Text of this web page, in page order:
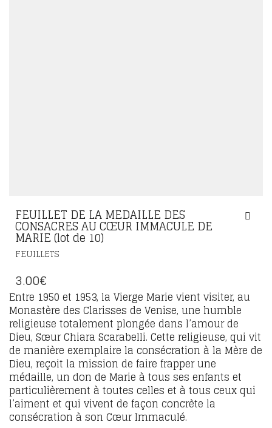
FEUILLET DE LA MEDAILLE DES
CONSACRES AU CŒUR IMMACULE DE
MARIE (lot de 10)
FEUILLETS
3.00€
Entre 1950 et 1953, la Vierge Marie vient visiter, au
Monastère des Clarisses de Venise, une humble
religieuse totalement plongée dans l’amour de
Dieu, Sœur Chiara Scarabelli. Cette religieuse, qui vit
de manière exemplaire la consécration à la Mère de
Dieu, reçoit la mission de faire frapper une
médaille, un don de Marie à tous ses enfants et
particulièrement à toutes celles et à tous ceux qui
l’aiment et qui vivent de façon concrète la
consécration à son Cœur Immaculé.